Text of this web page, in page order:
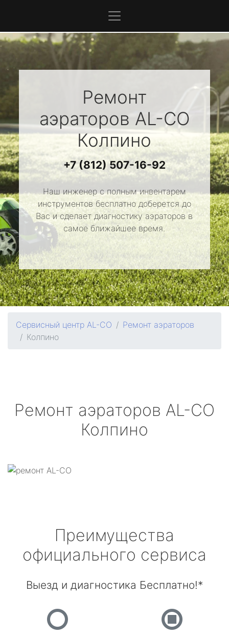
Ремонт
аэраторов AL-CO
Колпино
+7 (812) 507-16-92
Наш инженер с полным инвентарем
инструментов бесплатно доберется до
Вас и сделает диагностику аэраторов в
самое ближайшее время.
Сервисный центр AL-CO
Ремонт аэраторов
Колпино
Ремонт аэраторов AL-CO
Колпино
Преимущества
официального сервиса
Выезд и диагностика Бесплатно!*